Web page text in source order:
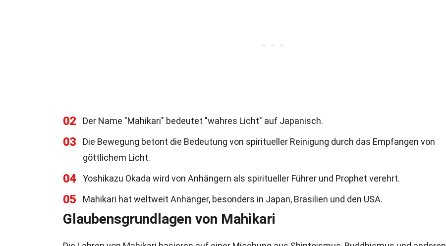
02 Der Name "Mahikari" bedeutet "wahres Licht" auf Japanisch.
03
Die Bewegung betont die Bedeutung von spiritueller Reinigung durch das Empfangen von
göttlichem Licht.
04 Yoshikazu Okada wird von Anhängern als spiritueller Führer und Prophet verehrt.
05 Mahikari hat weltweit Anhänger, besonders in Japan, Brasilien und den USA.
Glaubensgrundlagen von Mahikari